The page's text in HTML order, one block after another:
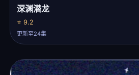
深渊潜龙
⭐ 9.2
更新至24集